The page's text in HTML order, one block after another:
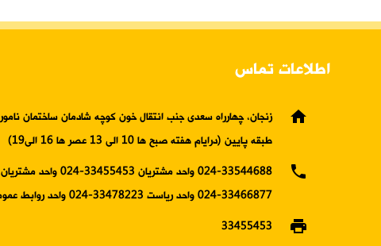
اطلاعات تماس
home
زنجان، چهارراه سعدی جنب انتقال خون کوچه شادمان ساختمان نامور
طبقه پایین (درایام هفته صبح ها 10 الی 13 عصر ها 16 الی19)
phone
024-33544688 واحد مشتریان 33455453-024 واحد مشتریان
33466877-024 واحد ریاست 33478223-024 واحد روابط عمومی
print
33455453